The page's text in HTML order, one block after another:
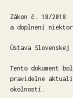
Zákon č. 18/2018
a doplnení
Ústava
Tento dokument
pravidelne
okolností.